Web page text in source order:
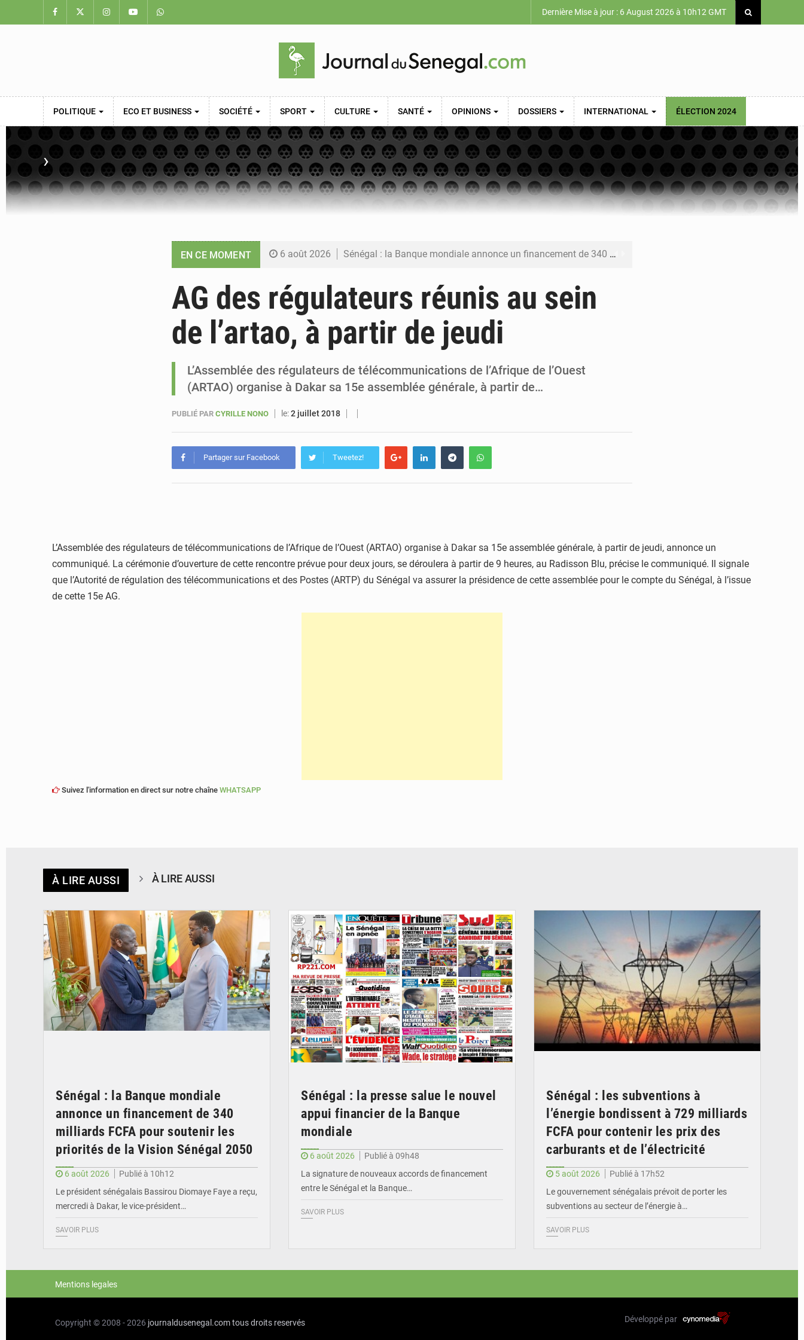
Dernière Mise à jour : 6 August 2026 à 10h12 GMT
POLITIQUE ECO ET BUSINESS SOCIÉTÉ SPORT CULTURE SANTÉ OPINIONS DOSSIERS INTERNATIONAL ÉLECTION 2024
›
EN CE MOMENT 6 août 2026 Sénégal : la Banque mondiale annonce un financement de 340 milliards FCFA pour soutenir les priorités de la Vision Sénégal 2050
5 août 2026 Sénégal : les subventions à l’énergie bondissent à 729 milliards FCFA pour contenir les prix des carburants et de l’électricité
5 août 2026 Sénégal : le niveau du fleuve Sénégal poursuit sa montée à Podor, les autorités appellent à la vigilance
AG des régulateurs réunis au sein
de l’artao, à partir de jeudi
L’Assemblée des régulateurs de télécommunications de l’Afrique de l’Ouest
(ARTAO) organise à Dakar sa 15e assemblée générale, à partir de…
PUBLIÉ PAR CYRILLE NONO le:2 juillet 2018
Partager sur Facebook Tweetez!
L’Assemblée des régulateurs de télécommunications de l’Afrique de l’Ouest (ARTAO) organise à Dakar sa 15e assemblée générale, à partir de jeudi, annonce un
communiqué. La cérémonie d’ouverture de cette rencontre prévue pour deux jours, se déroulera à partir de 9 heures, au Radisson Blu, précise le communiqué. Il signale
que l’Autorité de régulation des télécommunications et des Postes (ARTP) du Sénégal va assurer la présidence de cette assemblée pour le compte du Sénégal, à l’issue
de cette 15e AG.
Suivez l'information en direct sur notre chaîne WHATSAPP
À LIRE AUSSI À LIRE AUSSI
Sénégal : la Banque mondiale
annonce un financement de 340
milliards FCFA pour soutenir les
priorités de la Vision Sénégal 2050
6 août 2026
Publié à 10h12
Le président sénégalais Bassirou Diomaye Faye a reçu,
mercredi à Dakar, le vice-président…
SAVOIR PLUS
Sénégal : la presse salue le nouvel
appui financier de la Banque
mondiale
6 août 2026
Publié à 09h48
La signature de nouveaux accords de financement
entre le Sénégal et la Banque…
SAVOIR PLUS
Sénégal : les subventions à
l’énergie bondissent à 729 milliards
FCFA pour contenir les prix des
carburants et de l’électricité
5 août 2026
Publié à 17h52
Le gouvernement sénégalais prévoit de porter les
subventions au secteur de l’énergie à…
SAVOIR PLUS
Mentions legales
Copyright © 2008 - 2026 journaldusenegal.comtous droits reservés Développé par